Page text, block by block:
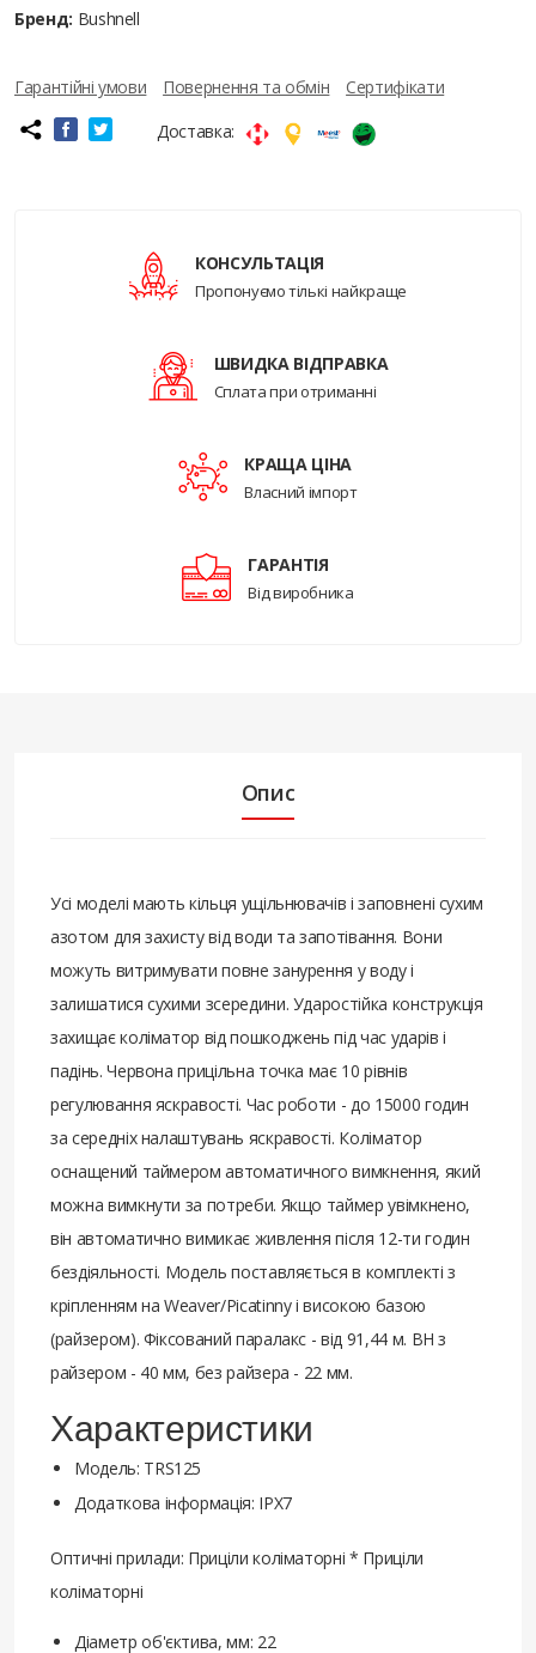
Бренд: Bushnell
Гарантійні умови Повернення та обмін
Сертифікати
Доставка:
КОНСУЛЬТАЦІЯ
Пропонуємо тількі найкраще
ШВИДКА ВІДПРАВКА
Сплата при отриманні
КРАЩА ЦІНА
Власний імпорт
ГАРАНТІЯ
Від виробника
Опис
Усі моделі мають кільця ущільнювачів і заповнені сухим
азотом для захисту від води та запотівання. Вони
можуть витримувати повне занурення у воду і
залишатися сухими зсередини. Ударостійка конструкція
захищає коліматор від пошкоджень під час ударів і
падінь. Червона прицільна точка має 10 рівнів
регулювання яскравості. Час роботи - до 15000 годин
за середніх налаштувань яскравості. Коліматор
оснащений таймером автоматичного вимкнення, який
можна вимкнути за потреби. Якщо таймер увімкнено,
він автоматично вимикає живлення після 12-ти годин
бездіяльності. Модель поставляється в комплекті з
кріпленням на Weaver/Picatinny і високою базою
(райзером). Фіксований паралакс - від 91,44 м. ВН з
райзером - 40 мм, без райзера - 22 мм.
Характеристики
Модель: TRS125
Додаткова інформація: IPX7
Оптичні прилади: Приціли коліматорні * Приціли
коліматорні
Діаметр об'єктива, мм: 22